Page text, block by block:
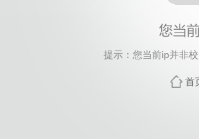
提示：您当前ip并非
首